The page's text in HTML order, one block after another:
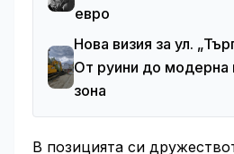
евро
Нова визия за ул.
От руини до модерна
зона
В позицията си